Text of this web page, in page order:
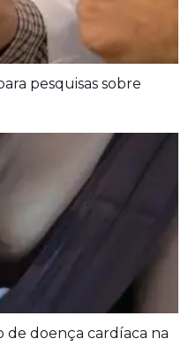
pesquisas sobre
de doença cardíaca na